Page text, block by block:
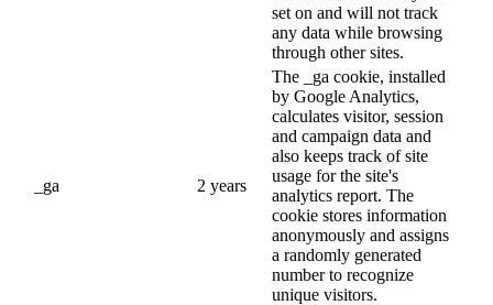
set on and will not track
any data while browsing
through other sites.
_ga 2 years
The _ga cookie, installed
by Google Analytics,
calculates visitor, session
and campaign data and
also keeps track of site
usage for the site's
analytics report. The
cookie stores information
anonymously and assigns
a randomly generated
number to recognize
unique visitors.